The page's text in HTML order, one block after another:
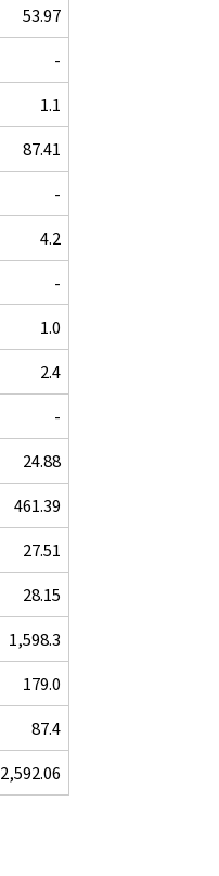
53.97
-
1.1
87.41
-
4.2
-
1.0
2.4
-
24.88
461.39
27.51
28.15
1,598.3
179.0
87.4
2,592.06